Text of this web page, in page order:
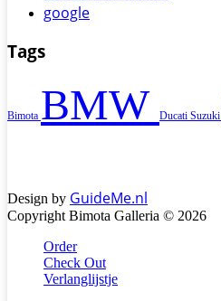
google
Tags
Bimota BMW Ducati Suzuki
Design by GuideMe.nl
Copyright Bimota Galleria © 2026
Order
Check Out
Verlanglijstje